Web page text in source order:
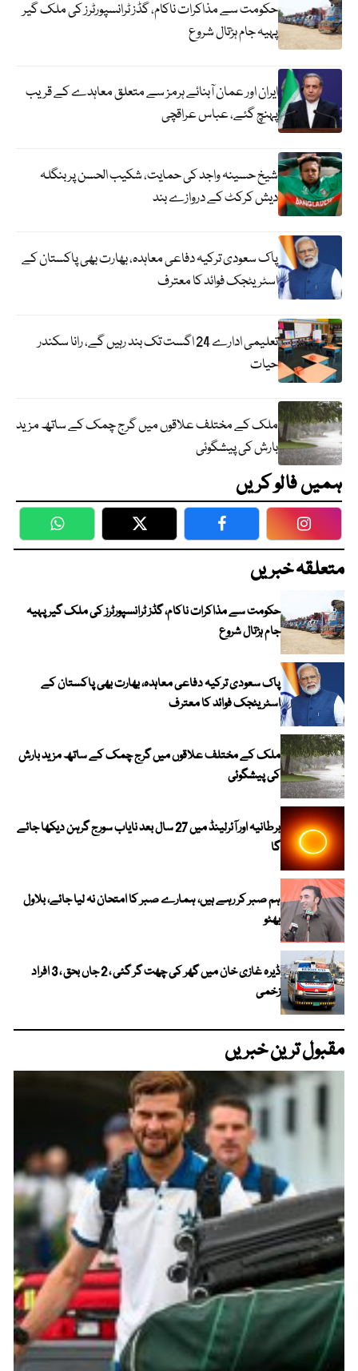
حکومت سے مذاکرات ناکام، گڈز ٹرانسپورٹرز کی ملک گیر
پہیہ جام ہڑتال شروع
ایران اور عمان آبنائے ہرمز سے متعلق معاہدے کے قریب
پہنچ گئے، عباس عراقچی
شیخ حسینہ واجد کی حمایت، شکیب الحسن پر بنگلہ
دیش کرکٹ کے دروازے بند
پاک سعودی ترکیہ دفاعی معاہدہ، بھارت بھی پاکستان کے
اسٹریٹجک فوائد کا معترف
تعلیمی ادارے 24 اگست تک بند رہیں گے، رانا سکندر
حیات
ملک کے مختلف علاقوں میں گرج چمک کے ساتھ مزید
بارش کی پیشگوئی
ہمیں فالو کریں
WhatsApp Twitter Facebook
متعلقہ خبریں
حکومت سے مذاکرات ناکام، گڈز ٹرانسپورٹرز کی ملک گیر پہیہ
جام ہڑتال شروع
پاک سعودی ترکیہ دفاعی معاہدہ، بھارت بھی پاکستان کے
اسٹریٹجک فوائد کا معترف
ملک کے مختلف علاقوں میں گرج چمک کے ساتھ مزید بارش
کی پیشگوئی
برطانیہ اور آئرلینڈ میں 27 سال بعد نایاب سورج گرہن دیکھا جائے
گا
ہم صبر کر رہے ہیں، ہمارے صبر کا امتحان نہ لیا جائے، بلاول
بھٹو
ڈیرہ غازی خان میں گھر کی چھت گر گئی ، 2 جاں بحق ، 3 افراد
زخمی
مقبول ترین خبریں